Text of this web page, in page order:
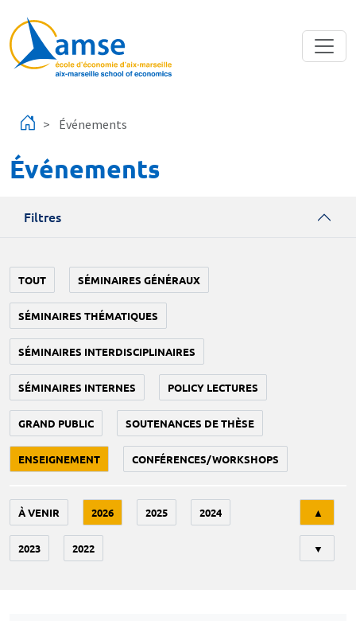
Événements
Événements
Filtres
TOUT SÉMINAIRES GÉNÉRAUX
SÉMINAIRES THÉMATIQUES
SÉMINAIRES INTERDISCIPLINAIRES
SÉMINAIRES INTERNES POLICY LECTURES
GRAND PUBLIC SOUTENANCES DE THÈSE
ENSEIGNEMENT CONFÉRENCES/WORKSHOPS
À VENIR 2026 2025 2024
2023 2022
▲
▼